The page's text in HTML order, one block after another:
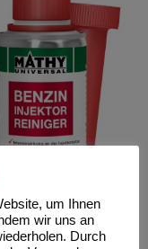
um Ihnen
wir uns an
Durch